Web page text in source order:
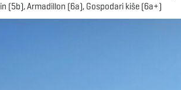
(5b), Armadillon (6a), Gospodari kiše (6a+)